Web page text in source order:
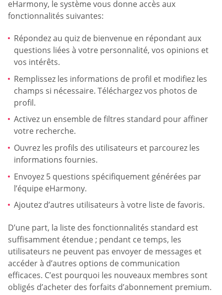
eHarmony, le système vous donne accès aux
fonctionnalités suivantes:
Répondez au quiz de bienvenue en répondant aux
questions liées à votre personnalité, vos opinions et
vos intérêts.
Remplissez les informations de profil et modifiez les
champs si nécessaire. Téléchargez vos photos de
profil.
Activez un ensemble de filtres standard pour affiner
votre recherche.
Ouvrez les profils des utilisateurs et parcourez les
informations fournies.
Envoyez 5 questions spécifiquement générées par
l’équipe eHarmony.
Ajoutez d’autres utilisateurs à votre liste de favoris.
D’une part, la liste des fonctionnalités standard est
suffisamment étendue ; pendant ce temps, les
utilisateurs ne peuvent pas envoyer de messages et
accéder à d’autres options de communication
efficaces. C’est pourquoi les nouveaux membres sont
obligés d’acheter des forfaits d’abonnement premium.